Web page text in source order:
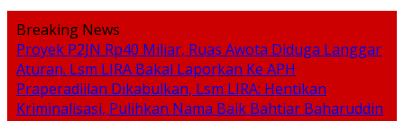
Breaking News
Proyek P2JN Rp40 Miliar, Ruas Awota Diduga Langgar
Aturan. Lsm LIRA Bakal Laporkan Ke APH
Praperadiilan Dikabulkan, Lsm LIRA: Hentikan
Kriminalisasi, Pulihkan Nama Baik Bahtiar Baharuddin